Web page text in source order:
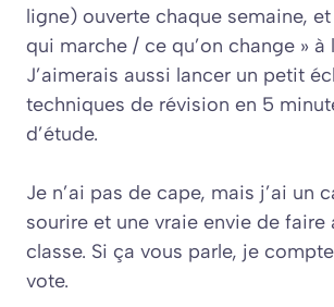
ligne) ouverte chaque semaine,
qui marche / ce qu’on change » à
J’aimerais aussi lancer un petit
techniques de révision en 5
d’étude.
Je n’ai pas de cape, mais j’ai un
sourire et une vraie envie de faire
classe. Si ça vous parle, je
vote.